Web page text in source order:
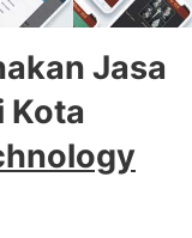
Jasa
Kota